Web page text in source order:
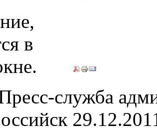
служба